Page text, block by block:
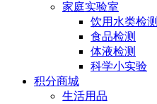
家庭实验室
饮用水类检测
食品检测
体液检测
科学小实验
积分商城
生活用品